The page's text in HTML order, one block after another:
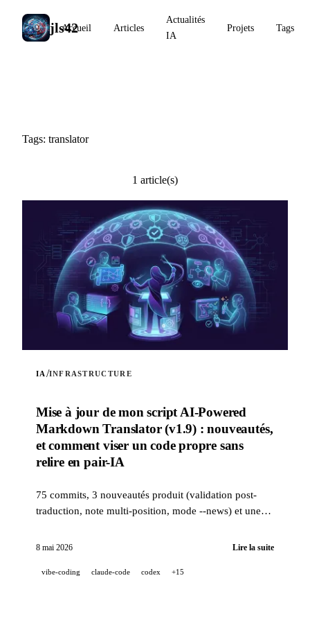
jls42
Accueil Articles
Actualités
IA
Projets Tags
Tags: translator
1 article(s)
IA /INFRASTRUCTURE
Mise à jour de mon script AI-Powered
Markdown Translator (v1.9) : nouveautés,
et comment viser un code propre sans
relire en pair-IA
75 commits, 3 nouveautés produit (validation post-
traduction, note multi-position, mode --news) et une
PR assistée IA) pour viser un code propre quand un
8 mai 2026 Lire la suite
vibe-coding claude-code codex +15